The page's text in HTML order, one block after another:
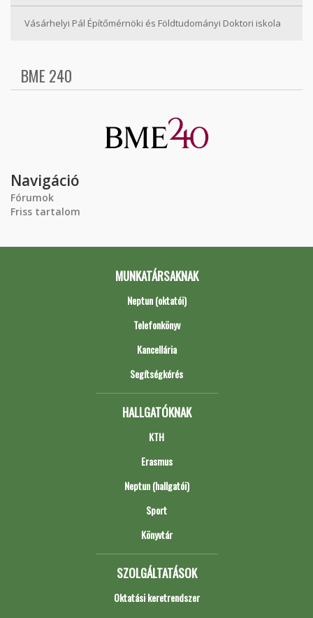
Vásárhelyi Pál Építőmérnöki és Földtudományi Doktori iskola
BME 240
Navigáció
Fórumok
Friss tartalom
MUNKATÁRSAKNAK
Neptun (oktatói)
Telefonkönyv
Kancellária
Segítségkérés
HALLGATÓKNAK
KTH
Erasmus
Neptun (hallgatói)
Sport
Könyvtár
SZOLGÁLTATÁSOK
Oktatási keretrendszer